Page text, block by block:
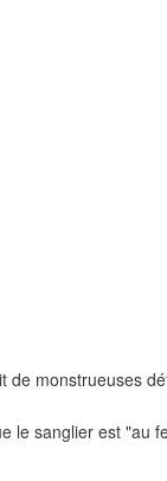
de monstrueuses
le sanglier est "au